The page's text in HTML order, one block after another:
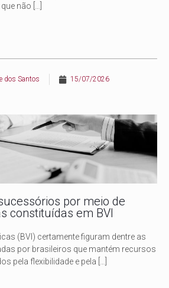
não
dos Santos 15/07/2026
por meio de
constituídas em BVI
(BVI) certamente figuram dentre as
por brasileiros que mantém recursos
pela flexibilidade e pela